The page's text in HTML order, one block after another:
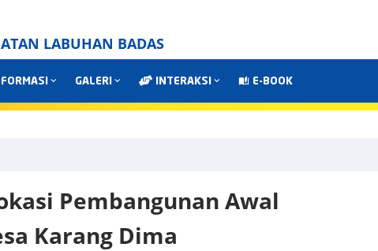
LABUHAN BADAS
GALERI INTERAKSI E-BOOK
Pembangunan Awal
Karang Dima